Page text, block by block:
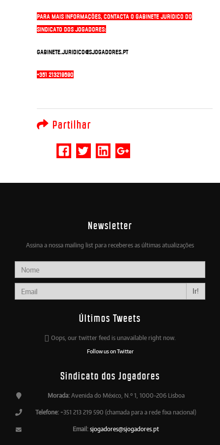
Para mais informações, contacta o Gabinete Jurídico do
Sindicato dos Jogadores:
gabinete.juridico@sjogadores.pt
+351 213219590
Partilhar
Newsletter
Assina a nossa mailing list para receberes as últimas atualizações
Ir!
Últimos Tweets
Oops, our twitter feed is unavailable right now.
Follow us on Twitter
Sindicato dos Jogadores
Morada:Avenida do México, N.º 1, 1000-206 Lisboa
Telefone: +351 213 219 590 (chamada para a rede fixa nacional)
Email: sjogadores@sjogadores.pt